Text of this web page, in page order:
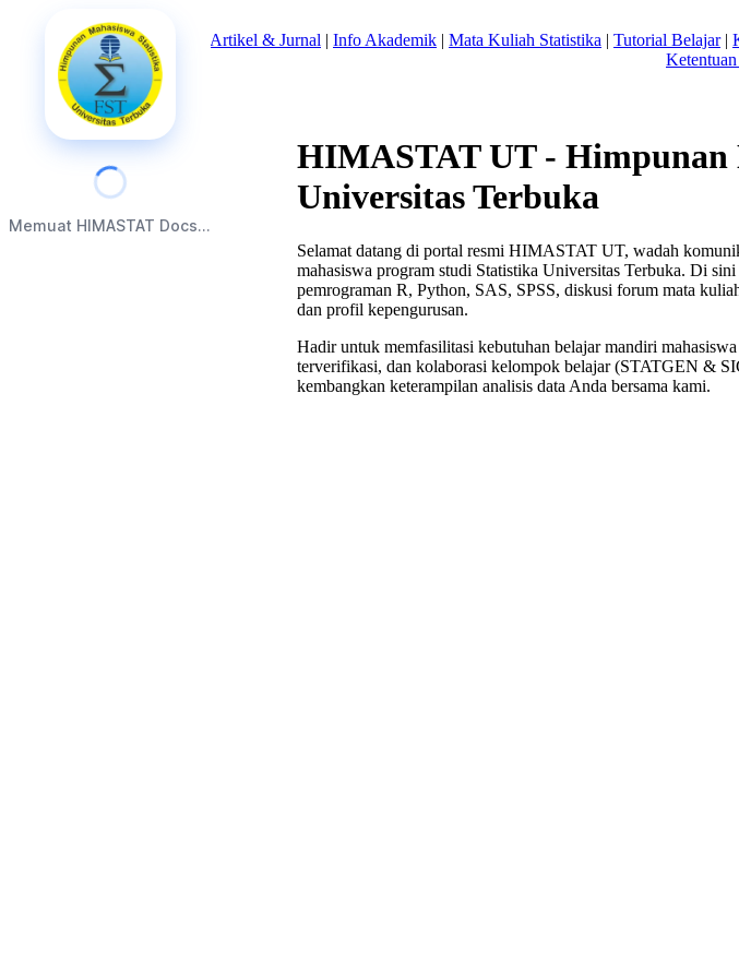
Memuat HIMASTAT Docs...
Beranda|Tentang Kami Artikel & Jurnal | Info Akademik | Mata Kuliah Statistika | Tutorial Belajar|
HIMASTAT UT - Himpunan
Universitas Terbuka
Selamat datang di portal resmi HIMASTAT UT, wadah
mahasiswa program studi Statistika Universitas Terbuka. Di
pemrograman R, Python, SAS, SPSS, diskusi forum mata
dan profil kepengurusan.
Hadir untuk memfasilitasi kebutuhan belajar mandiri
terverifikasi, dan kolaborasi kelompok belajar (STATGEN &
kembangkan keterampilan analisis data Anda bersama kami.